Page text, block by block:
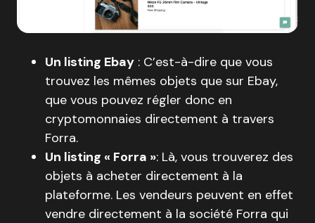
Un listing Ebay : C’est-à-dire que vous
trouvez les mêmes objets que sur Ebay,
que vous pouvez régler donc en
cryptomonnaies directement à travers
Forra.
Un listing « Forra »: Là, vous trouverez des
objets à acheter directement à la
plateforme. Les vendeurs peuvent en effet
vendre directement à la société Forra qui